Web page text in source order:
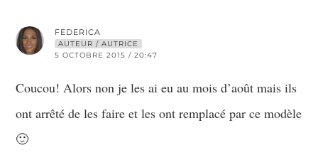
FEDERICA
AUTEUR / AUTRICE
5 OCTOBRE 2015 / 20:47
Coucou! Alors non je les ai eu au mois d’août mais ils
ont arrêté de les faire et les ont remplacé par ce modèle
🙂